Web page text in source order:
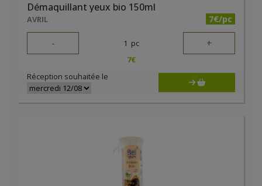
Démaquillant yeux bio 150ml
AVRIL 7€/pc
- 1 pc +
7€
Réception souhaitée le